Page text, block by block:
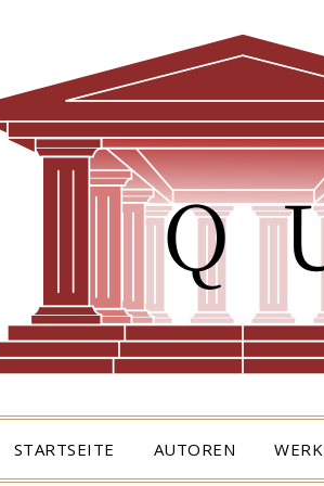
STARTSEITE AUTOREN